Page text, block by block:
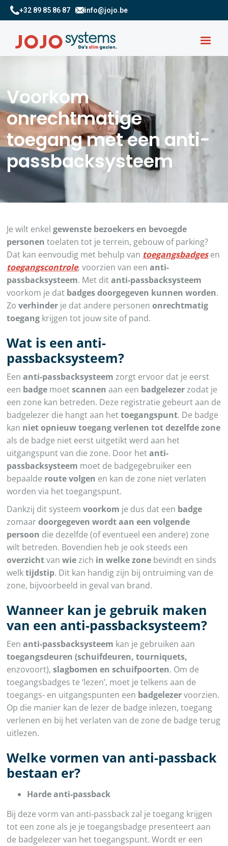
+32 89 85 86 87 info@jojo.be
Voorkom
onrechtmatige
toegang met een anti-
passbacksysteem
Je wilt enkelgewenste bezoekers en bevoegde
personen toelaten tot je terrein, gebouw of parking?
Dat kan eenvoudig met behulp van toegangsbadgesen
toegangscontrole, voorzien van eenanti-
passbacksysteem. Met ditanti-passbacksysteem
voorkom je dat badges doorgegeven kunnen worden.
Zoverhinder je dat andere personenonrechtmatig
toegang krijgen tot jouw site of pand.
Wat is een anti-
passbacksysteem?
Eenanti-passbacksysteem zorgt ervoor dat je eerst
een badge moetscannen aan een badgelezerzodat je
een zone kan betreden. Deze registratie gebeurt aan de
badgelezer die hangt aan hettoegangspunt. De badge
kan niet opnieuw toegang verlenen tot dezelfde zone
als de badge niet eerst uitgetikt werd aan het
uitgangspunt van die zone. Door hetanti-
passbacksysteem moet de badgegebruiker een
bepaalde route volgen en kan de zone niet verlaten
worden via het toegangspunt.
Dankzij dit systeemvoorkom je dus dat een badge
zomaardoorgegeven wordt aan een volgende
persoon die dezelfde (of eventueel een andere) zone
wilt betreden. Bovendien heb je ook steeds een
overzichtvanwiezich in welke zone bevindt en sinds
welktijdstip. Dit kan handig zijn bij ontruiming van de
zone, bijvoorbeeld in geval van brand.
Wanneer kan je gebruik maken
van een anti-passbacksysteem?
Eenanti-passbacksysteem kan je gebruiken aan
toegangsdeuren (schuifdeuren, tourniquets,
enzovoort),slagbomen en schuifpoorten. Om de
toegangsbadges te ‘lezen’, moet je telkens aan de
toegangs- en uitgangspunten een badgelezervoorzien.
Op die manier kan de lezer de badge inlezen, toegang
verlenen en bij het verlaten van de zone de badge terug
uitlezen.
Welke vormen van anti-passback
bestaan er?
Harde anti-passback
Bij deze vorm van anti-passback zal je toegang krijgen
tot een zone als je je toegangsbadge presenteert aan
de badgelezer van het toegangspunt. Wordt er een